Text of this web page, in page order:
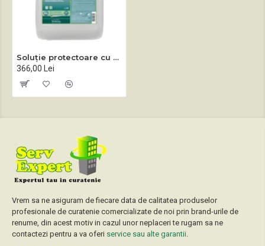
Soluție protectoare cu aspect de satin TOP SATIN ANTISLIP 10 L
366,00 Lei
Vrem sa ne asiguram de fiecare data de calitatea produselor
profesionale de curatenie comercializate de noi prin brand-urile de
renume, din acest motiv in cazul unor neplaceri te rugam sa ne
contactezi pentru a va oferi service sau alte garantii.